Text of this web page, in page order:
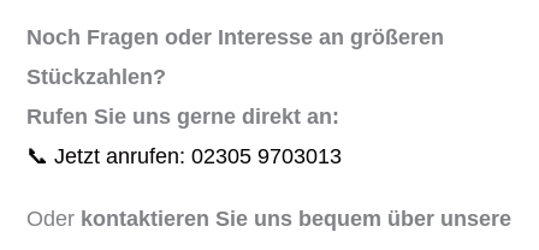
Noch Fragen oder Interesse an größeren
Stückzahlen?
Rufen Sie uns gerne direkt an:
📞 Jetzt anrufen: 02305 9703013
Oder kontaktieren Sie uns bequem über unsere